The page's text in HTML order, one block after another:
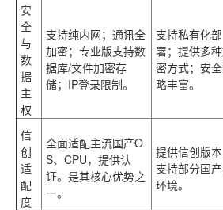
安
全
与
数
据
主
权
支持纯内网；通讯全
加密；专业版支持数
据库/文件加密存
储；IP登录限制。
支持私有化部
署；提供多
密方式；安
略丰富。
信
创
适
配
度
全面适配主流国产O
S、CPU，提供认
证。是其核心优势之
一。
提供信创版本
支持部分国
环境。